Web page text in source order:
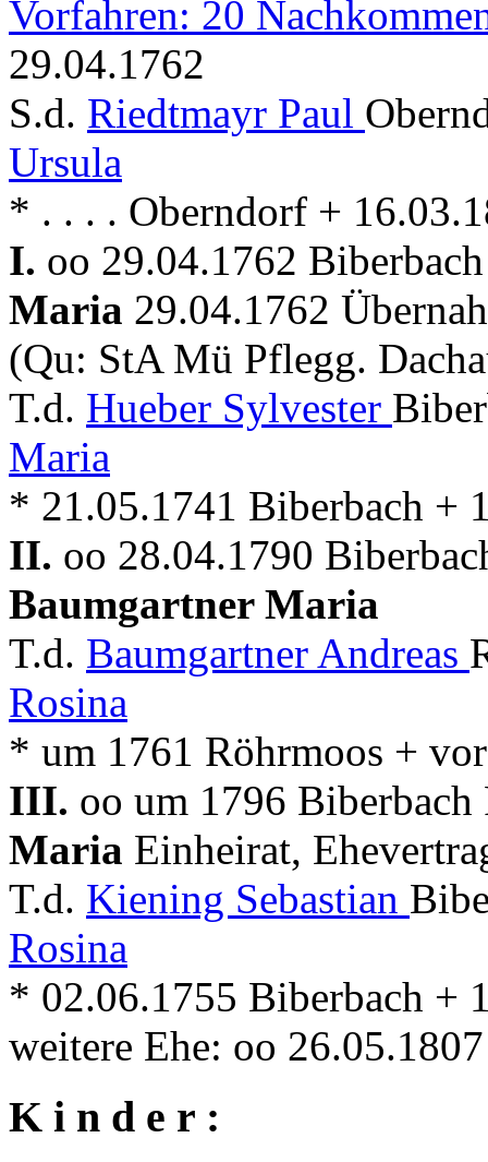
Vorfahren: 20
29.04.1762
S.d. Riedtmayr Paul
Ursula
* . . . . Oberndorf +
I. oo 29.04.1762
Maria 29.04.1762
(Qu: StA Mü Pflegg.
T.d. Hueber Sylvester
Maria
* 21.05.1741 Biberbach +
II. oo 28.04.1790
Baumgartner Maria
T.d. Baumgartner Andreas
Rosina
* um 1761 Röhrmoos +
III. oo um 1796
Maria Einheirat,
T.d. Kiening Sebastian
Rosina
* 02.06.1755 Biberbach +
weitere Ehe: oo
K i n d e r :